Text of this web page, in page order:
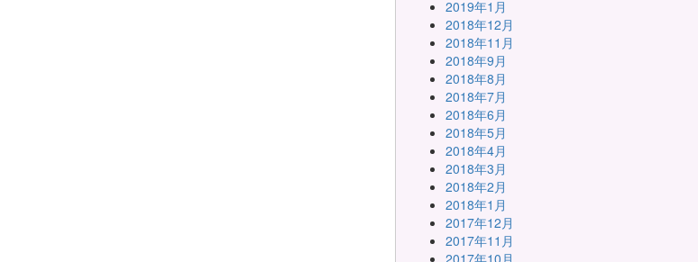
2019年1月
2018年12月
2018年11月
2018年9月
2018年8月
2018年7月
2018年6月
2018年5月
2018年4月
2018年3月
2018年2月
2018年1月
2017年12月
2017年11月